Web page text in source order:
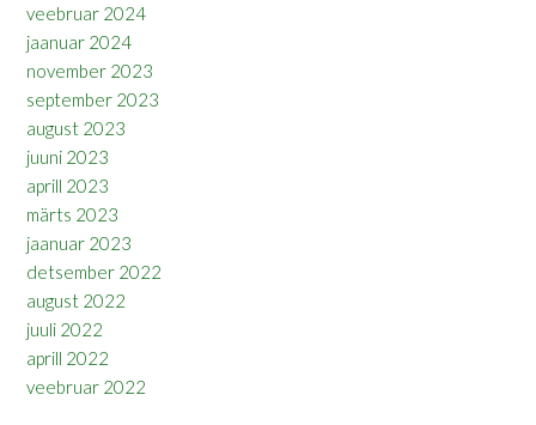
veebruar 2024
jaanuar 2024
november 2023
september 2023
august 2023
juuni 2023
aprill 2023
märts 2023
jaanuar 2023
detsember 2022
august 2022
juuli 2022
aprill 2022
veebruar 2022